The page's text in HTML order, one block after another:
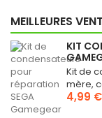
MEILLEURES
KIT
Kit de
mère,
4,99 €